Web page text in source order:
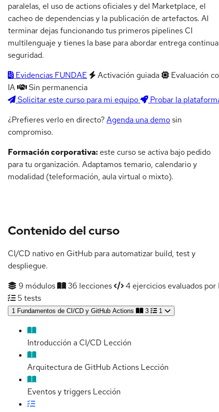
paralelas, el uso de actions oficiales y del Marketplace, el
cacheo de dependencias y la publicación de artefactos. Al
terminar dejas funcionando tus primeros pipelines CI
multilenguaje y tienes la base para abordar entrega
seguridad.
Evidencias FUNDAE
Activación guiada
Evaluación
IA
Sin permanencia
Solicitar este curso para mi equipo
Probar la
¿Prefieres verlo en directo?Agenda una demosin
compromiso.
Formación corporativa: este curso se activa bajo pedido
para tu organización. Adaptamos temario, calendario y
modalidad (teleformación, aula virtual o mixto).
Contenido del curso
CI/CD nativo en GitHub para automatizar build, test y
despliegue.
9 módulos
36 lecciones
4 ejercicios evaluados por
5 tests
1 Fundamentos de CI/CD y GitHub Actions 3 1
Introducción a CI/CD Lección
Arquitectura de GitHub Actions Lección
Eventos y triggers Lección